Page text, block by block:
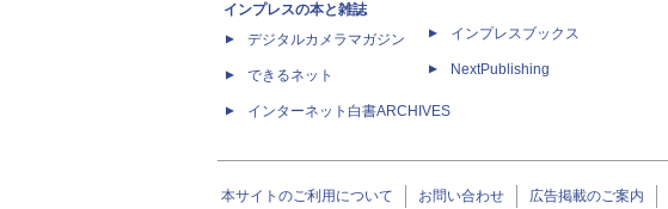
インプレスの本と雑誌
デジタルカメラマガジン
できるネット
インターネット白書ARCHIVES
インプレスブックス
NextPublishing
本サイトのご利用について お問い合わせ 広告掲載のご案内